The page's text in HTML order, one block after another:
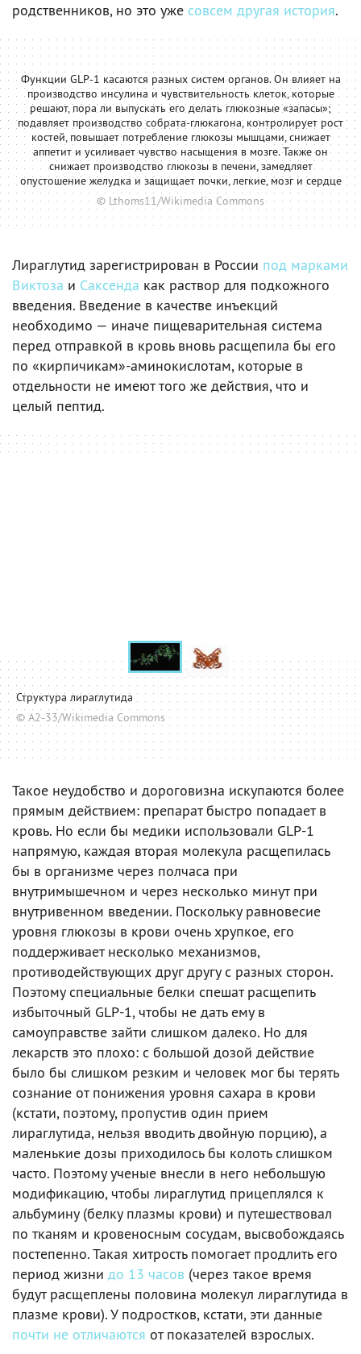
родственников, но это уже совсем другая история.
Функции GLP-1 касаются разных систем органов. Он влияет на
производство инсулина и чувствительность клеток, которые
решают, пора ли выпускать его делать глюкозные «запасы»;
подавляет производство собрата-глюкагона, контролирует рост
костей, повышает потребление глюкозы мышцами, снижает
аппетит и усиливает чувство насыщения в мозге. Также он
снижает производство глюкозы в печени, замедляет
опустошение желудка и защищает почки, легкие, мозг и сердце
© Lthoms11/Wikimedia Commons
Лираглутид зарегистрирован в России под марками
Виктоза и Саксенда как раствор для подкожного
введения. Введение в качестве инъекций
необходимо — иначе пищеварительная система
перед отправкой в кровь вновь расщепила бы его
по «кирпичикам»-аминокислотам, которые в
отдельности не имеют того же действия, что и
целый пептид.
Структура лираглутида
© A2-33/Wikimedia Commons
Такое неудобство и дороговизна искупаются более
прямым действием: препарат быстро попадает в
кровь. Но если бы медики использовали GLP-1
напрямую, каждая вторая молекула расщепилась
бы в организме через полчаса при
внутримышечном и через несколько минут при
внутривенном введении. Поскольку равновесие
уровня глюкозы в крови очень хрупкое, его
поддерживает несколько механизмов,
противодействующих друг другу с разных сторон.
Поэтому специальные белки спешат расщепить
избыточный GLP-1, чтобы не дать ему в
самоуправстве зайти слишком далеко. Но для
лекарств это плохо: с большой дозой действие
было бы слишком резким и человек мог бы терять
сознание от понижения уровня сахара в крови
(кстати, поэтому, пропустив один прием
лираглутида, нельзя вводить двойную порцию), а
маленькие дозы приходилось бы колоть слишком
часто. Поэтому ученые внесли в него небольшую
модификацию, чтобы лираглутид прицеплялся к
альбумину (белку плазмы крови) и путешествовал
по тканям и кровеносным сосудам, высвобождаясь
постепенно. Такая хитрость помогает продлить его
период жизни до 13 часов (через такое время
будут расщеплены половина молекул лираглутида в
плазме крови). У подростков, кстати, эти данные
почти не отличаются от показателей взрослых.